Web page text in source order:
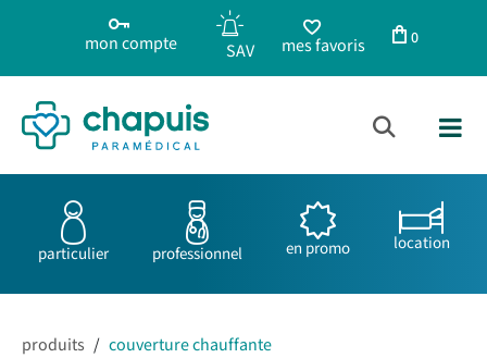
mon compte mes favoris 0
particulier professionnel en promo location
produits / couverture chauffante